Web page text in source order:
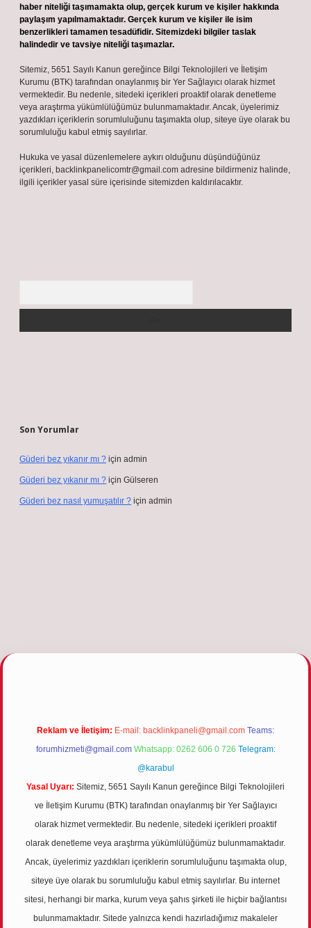
haber niteliği taşımamakta olup, gerçek kurum ve kişiler hakkında
paylaşım yapılmamaktadır. Gerçek kurum ve kişiler ile isim
benzerlikleri tamamen tesadüfidir. Sitemizdeki bilgiler taslak
halindedir ve tavsiye niteliği taşımazlar.
Sitemiz, 5651 Sayılı Kanun gereğince Bilgi Teknolojileri ve İletişim
Kurumu (BTK) tarafından onaylanmış bir Yer Sağlayıcı olarak hizmet
vermektedir. Bu nedenle, sitedeki içerikleri proaktif olarak denetleme
veya araştırma yükümlülüğümüz bulunmamaktadır. Ancak, üyelerimiz
yazdıkları içeriklerin sorumluluğunu taşımakta olup, siteye üye olarak bu
sorumluluğu kabul etmiş sayılırlar.
Hukuka ve yasal düzenlemelere aykırı olduğunu düşündüğünüz
içerikleri, backlinkpanelicomtr@gmail.com adresine bildirmeniz halinde,
ilgili içerikler yasal süre içerisinde sitemizden kaldırılacaktır.
Son Yorumlar
Güderi bez yıkanır mı ? için admin
Güderi bez yıkanır mı ? için Gülseren
Güderi bez nasıl yumuşatılır ? için admin
Reklam ve İletişim: E-mail: backlinkpaneli@gmail.com Teams:
forumhizmeti@gmail.com Whatsapp: 0262 606 0 726 Telegram:
@karabul
Yasal Uyarı: Sitemiz, 5651 Sayılı Kanun gereğince Bilgi Teknolojileri
ve İletişim Kurumu (BTK) tarafından onaylanmış bir Yer Sağlayıcı
olarak hizmet vermektedir. Bu nedenle, sitedeki içerikleri proaktif
olarak denetleme veya araştırma yükümlülüğümüz bulunmamaktadır.
Ancak, üyelerimiz yazdıkları içeriklerin sorumluluğunu taşımakta olup,
siteye üye olarak bu sorumluluğu kabul etmiş sayılırlar. Bu internet
sitesi, herhangi bir marka, kurum veya şahıs şirketi ile hiçbir bağlantısı
bulunmamaktadır. Sitede yalnızca kendi hazırladığımız makaleler